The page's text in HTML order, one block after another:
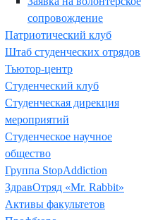
сопровождение
Патриотический клуб
Штаб студенческих отрядов
Тьютор-центр
Студенческий клуб
Студенческая дирекция
мероприятий
Студенческое научное
общество
Группа StopAddiction
ЗдравОтряд «Mr. Rabbit»
Активы факультетов